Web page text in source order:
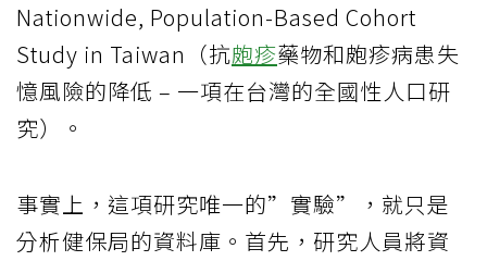
Nationwide, Population-Based Cohort
Study in Taiwan（抗皰疹藥物和皰疹病患失
憶風險的降低 – 一項在台灣的全國性人口研
究）。
事實上，這項研究唯一的”實驗”，就只是
分析健保局的資料庫。首先，研究人員將資